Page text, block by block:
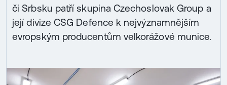
či Srbsku patří skupina Czechoslovak Group a
její divize CSG Defence k nejvýznamnějším
evropským producentům velkorážové munice.